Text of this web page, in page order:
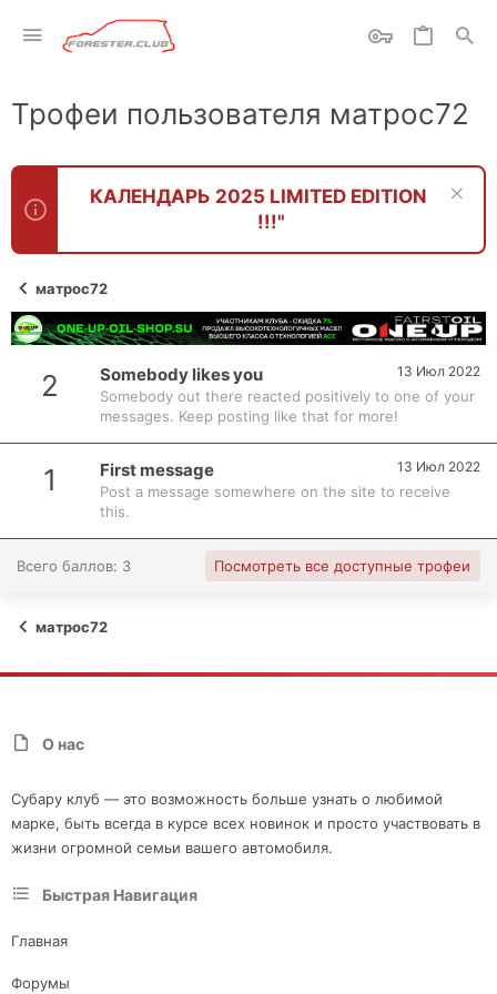
Трофеи пользователя матрос72
КАЛЕНДАРЬ 2025 LIMITED EDITION
!!!"
матрос72
2 13 Июл 2022
Somebody likes you
Somebody out there reacted positively to one of your
messages. Keep posting like that for more!
1 13 Июл 2022
First message
Post a message somewhere on the site to receive
this.
Всего баллов: 3 Посмотреть все доступные трофеи
матрос72
О нас
Субару клуб — это возможность больше узнать о любимой
марке, быть всегда в курсе всех новинок и просто участвовать в
жизни огромной семьи вашего автомобиля.
Быстрая Навигация
Главная
Форумы